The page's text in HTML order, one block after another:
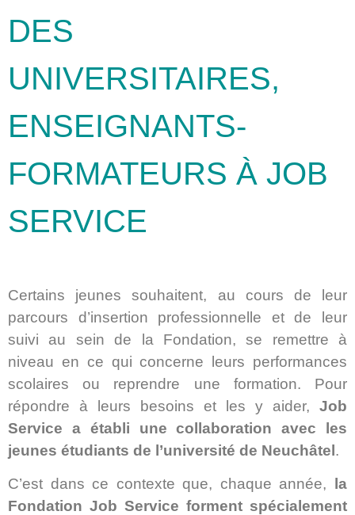
DES
UNIVERSITAIRES,
ENSEIGNANTS-
FORMATEURS À JOB
SERVICE
Certains jeunes souhaitent, au cours de leur
parcours d’insertion professionnelle et de leur
suivi au sein de la Fondation, se remettre à
niveau en ce qui concerne leurs performances
scolaires ou reprendre une formation. Pour
répondre à leurs besoins et les y aider, Job
Service a établi une collaboration avec les
jeunes étudiants de l’université de Neuchâtel.
C’est dans ce contexte que, chaque année,
la
Fondation Job Service forment spécialement